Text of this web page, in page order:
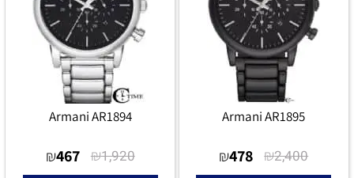
Armani AR1895
₪2,400
₪478
Armani AR1894
₪1,920
₪467